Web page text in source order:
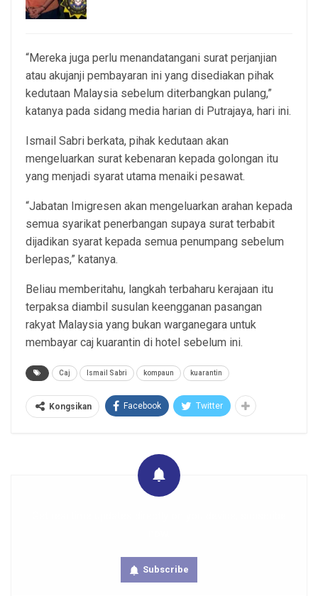
“Mereka juga perlu menandatangani surat perjanjian
atau akujanji pembayaran ini yang disediakan pihak
kedutaan Malaysia sebelum diterbangkan pulang,”
katanya pada sidang media harian di Putrajaya, hari ini.
Ismail Sabri berkata, pihak kedutaan akan
mengeluarkan surat kebenaran kepada golongan itu
yang menjadi syarat utama menaiki pesawat.
“Jabatan Imigresen akan mengeluarkan arahan kepada
semua syarikat penerbangan supaya surat terbabit
dijadikan syarat kepada semua penumpang sebelum
berlepas,” katanya.
Beliau memberitahu, langkah terbaharu kerajaan itu
terpaksa diambil susulan keengganan pasangan
rakyat Malaysia yang bukan warganegara untuk
membayar caj kuarantin di hotel sebelum ini.
Caj Ismail Sabri kompaun kuarantin
Kongsikan Facebook Twitter
Subscribe